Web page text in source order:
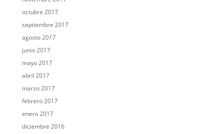
octubre 2017
septiembre 2017
agosto 2017
junio 2017
mayo 2017
abril 2017
marzo 2017
febrero 2017
enero 2017
diciembre 2016